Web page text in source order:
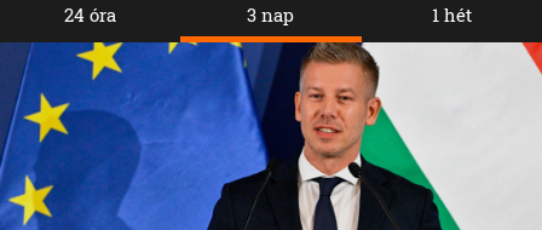
24 óra 3 nap 1 hét